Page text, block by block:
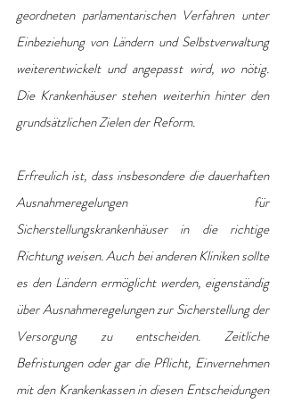
geordneten parlamentarischen Verfahren unter
Einbeziehung von Ländern und Selbstverwaltung
weiterentwickelt und angepasst wird, wo nötig.
Die Krankenhäuser stehen weiterhin hinter den
grundsätzlichen Zielen der Reform.
Erfreulich ist, dass insbesondere die dauerhaften
Ausnahmeregelungen für
Sicherstellungskrankenhäuser in die richtige
Richtung weisen. Auch bei anderen Kliniken sollte
es den Ländern ermöglicht werden, eigenständig
über Ausnahmeregelungen zur Sicherstellung der
Versorgung zu entscheiden. Zeitliche
Befristungen oder gar die Pflicht, Einvernehmen
mit den Krankenkassen in diesen Entscheidungen